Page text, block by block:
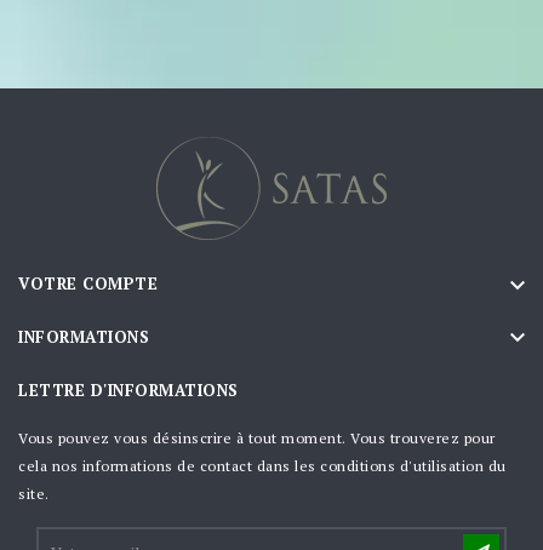
VOTRE COMPTE 
INFORMATIONS 
LETTRE D'INFORMATIONS
Vous pouvez vous désinscrire à tout moment. Vous trouverez pour
cela nos informations de contact dans les conditions d'utilisation du
site.